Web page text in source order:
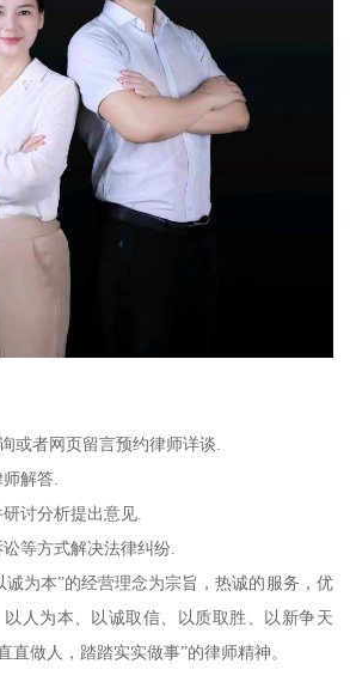
或者网页留言预约律师详谈.
解答.
讨分析提出意见.
等方式解决法律纠纷.
诚为本”的经营理念为宗旨，热诚的服务，优
人为本、以诚取信、以质取胜、以新争天
直做人，踏踏实实做事”的律师精神。